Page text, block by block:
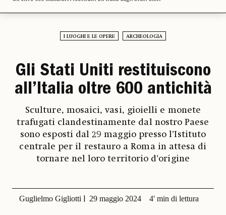
I LUOGHI E LE OPERE ARCHEOLOGIA
Gli Stati Uniti restituiscono
all’Italia oltre 600 antichità
Sculture, mosaici, vasi, gioielli e monete
trafugati clandestinamente dal nostro Paese
sono esposti dal 29 maggio presso l’Istituto
centrale per il restauro a Roma in attesa di
tornare nel loro territorio d’origine
Guglielmo Gigliotti 29 maggio 2024 4' min di lettura